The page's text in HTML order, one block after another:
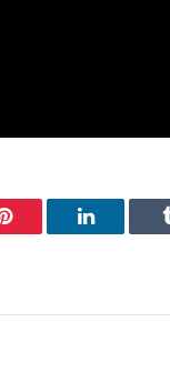
Pinterest LinkedIn